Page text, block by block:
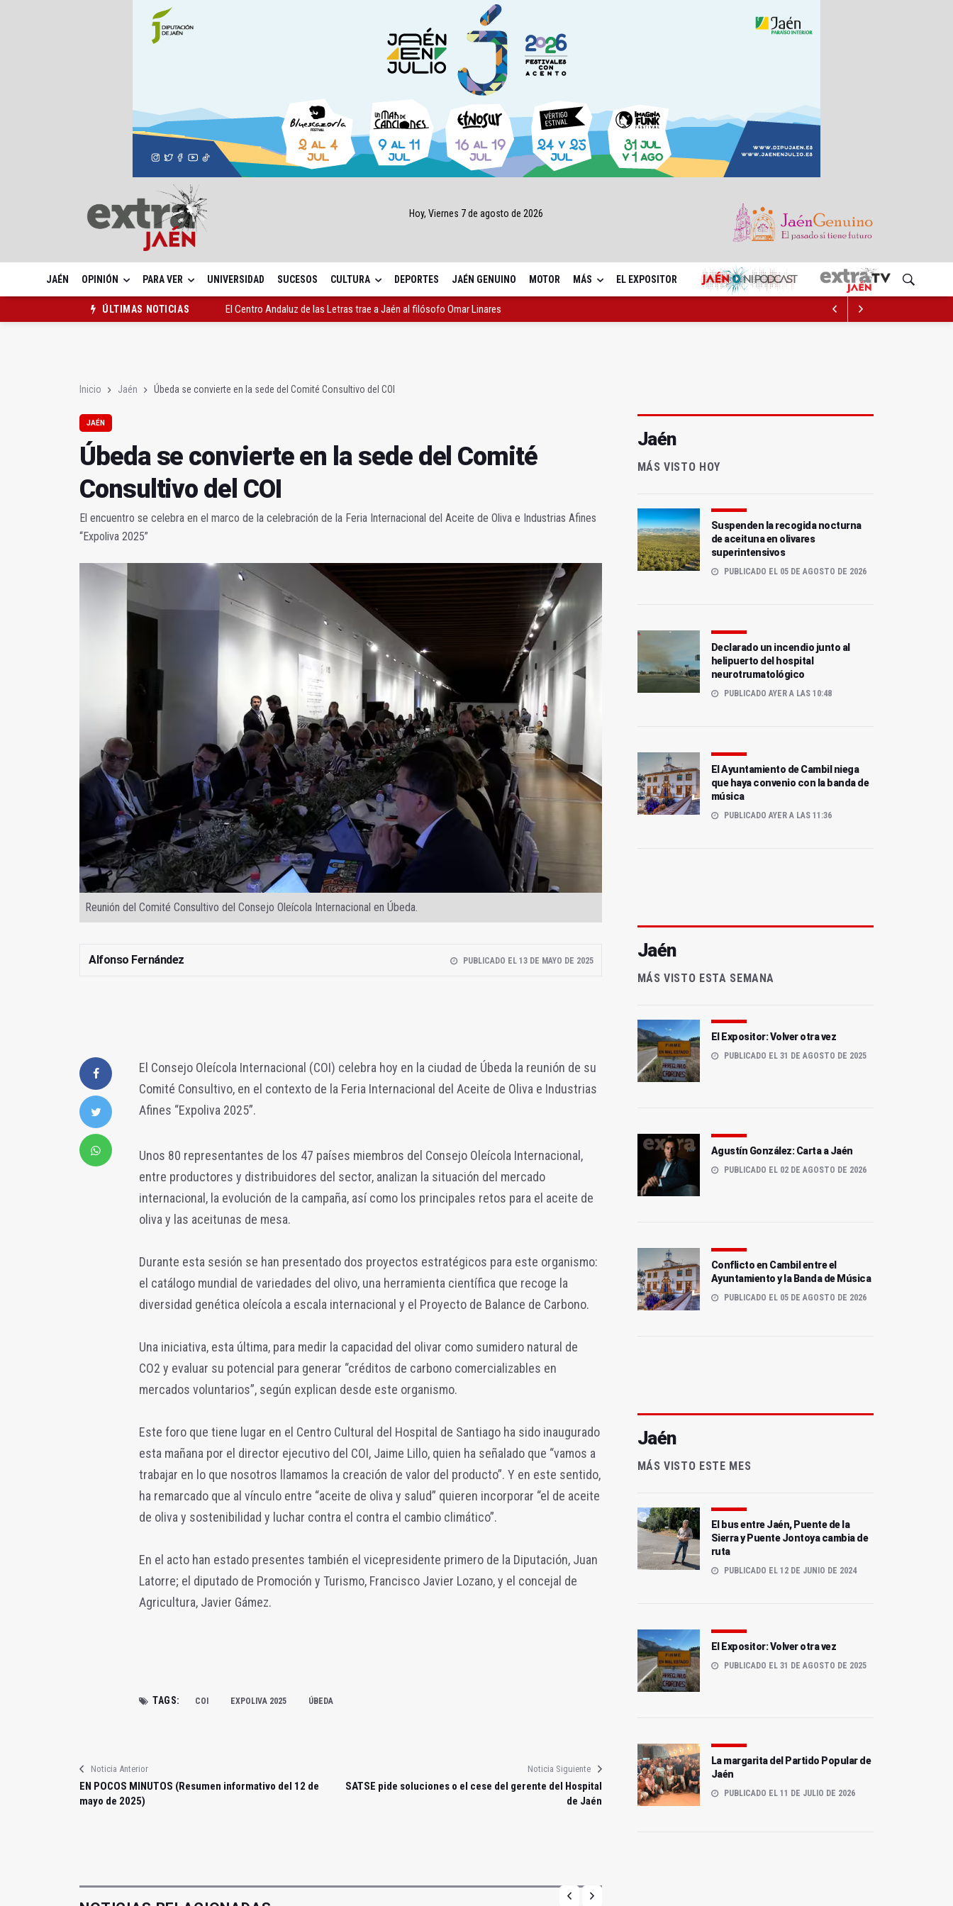
Hoy, Viernes 7 de agosto de 2026
JAÉN OPINIÓN PARA VER UNIVERSIDAD SUCESOS CULTURA DEPORTES JAÉN GENUINO MOTOR MÁS EL EXPOSITOR
ÚLTIMAS NOTICIAS
El Centro Andaluz de las Letras trae a Jaén al filósofo Omar Linares
Inicio Jaén Úbeda se convierte en la sede del Comité Consultivo del COI
JAÉN
Úbeda se convierte en la sede del Comité
Consultivo del COI
El encuentro se celebra en el marco de la celebración de la Feria Internacional del Aceite de Oliva e Industrias Afines
“Expoliva 2025”
Reunión del Comité Consultivo del Consejo Oleícola Internacional en Úbeda.
Alfonso Fernández PUBLICADO EL 13 DE MAYO DE 2025
El Consejo Oleícola Internacional (COI) celebra hoy en la ciudad de Úbeda la reunión de su
Comité Consultivo, en el contexto de la Feria Internacional del Aceite de Oliva e Industrias
Afines “Expoliva 2025”.
Unos 80 representantes de los 47 países miembros del Consejo Oleícola Internacional,
entre productores y distribuidores del sector, analizan la situación del mercado
internacional, la evolución de la campaña, así como los principales retos para el aceite de
oliva y las aceitunas de mesa.
Durante esta sesión se han presentado dos proyectos estratégicos para este organismo:
el catálogo mundial de variedades del olivo, una herramienta científica que recoge la
diversidad genética oleícola a escala internacional y el Proyecto de Balance de Carbono.
Una iniciativa, esta última, para medir la capacidad del olivar como sumidero natural de
CO2 y evaluar su potencial para generar “créditos de carbono comercializables en
mercados voluntarios”, según explican desde este organismo.
Este foro que tiene lugar en el Centro Cultural del Hospital de Santiago ha sido inaugurado
esta mañana por el director ejecutivo del COI, Jaime Lillo, quien ha señalado que “vamos a
trabajar en lo que nosotros llamamos la creación de valor del producto”. Y en este sentido,
ha remarcado que al vínculo entre “aceite de oliva y salud” quieren incorporar “el de aceite
de oliva y sostenibilidad y luchar contra el contra el cambio climático”.
En el acto han estado presentes también el vicepresidente primero de la Diputación, Juan
Latorre; el diputado de Promoción y Turismo, Francisco Javier Lozano, y el concejal de
Agricultura, Javier Gámez.
TAGS: COI EXPOLIVA 2025 ÚBEDA
Noticia Anterior
EN POCOS MINUTOS (Resumen informativo del 12 de
mayo de 2025)
Noticia Siguiente
SATSE pide soluciones o el cese del gerente del Hospital
de Jaén
Jaén
MÁS VISTO HOY
Suspenden la recogida nocturna
de aceituna en olivares
superintensivos
PUBLICADO EL 05 DE AGOSTO DE 2026
Declarado un incendio junto al
helipuerto del hospital
neurotrumatológico
PUBLICADO AYER A LAS 10:48
El Ayuntamiento de Cambil niega
que haya convenio con la banda de
música
PUBLICADO AYER A LAS 11:36
Jaén
MÁS VISTO ESTA SEMANA
El Expositor: Volver otra vez
PUBLICADO EL 31 DE AGOSTO DE 2025
Agustín González: Carta a Jaén
PUBLICADO EL 02 DE AGOSTO DE 2026
Conflicto en Cambil entre el
Ayuntamiento y la Banda de Música
PUBLICADO EL 05 DE AGOSTO DE 2026
Jaén
MÁS VISTO ESTE MES
El bus entre Jaén, Puente de la
Sierra y Puente Jontoya cambia de
ruta
PUBLICADO EL 12 DE JUNIO DE 2024
El Expositor: Volver otra vez
PUBLICADO EL 31 DE AGOSTO DE 2025
La margarita del Partido Popular de
Jaén
PUBLICADO EL 11 DE JULIO DE 2026